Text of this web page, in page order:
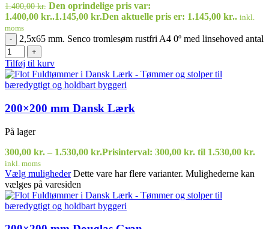
1.400,00kr. Den oprindelige pris var:
1.400,00 kr..1.145,00 kr.Den aktuelle pris er: 1.145,00 kr.. inkl.
moms
-
2,5x65 mm. Senco tromlesøm rustfri A4 0º med linsehoved antal
+
Tilføj til kurv
200×200 mm Dansk Lærk
På lager
300,00 kr. – 1.530,00 kr.Prisinterval: 300,00 kr. til 1.530,00 kr.
inkl. moms
Vælg muligheder Dette vare har flere varianter. Mulighederne kan
vælges på varesiden